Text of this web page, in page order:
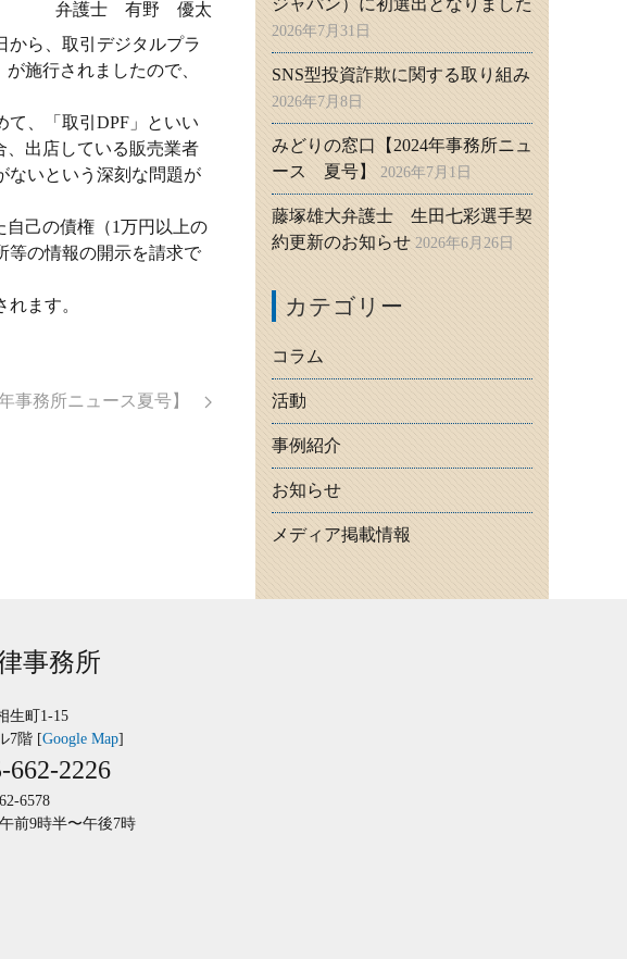
弁護士 有野 優太
から、取引デジタルプラ
施行されましたので、
、「取引DPF」といい
、出店している販売業者
ないという深刻な問題が
自己の債権（1万円以上の
等の情報の開示を請求で
ます。
務所ニュース夏号】
2026年7月31日
SNS型投資詐欺に関する取り組み
2026年7月8日
みどりの窓口【2024年事務所ニュ
ース 夏号】
2026年7月1日
藤塚雄大弁護士 生田七彩選手契
約更新のお知らせ 2026年6月26日
カテゴリー
コラム
活動
事例紹介
お知らせ
メディア掲載情報
事務所
生町1-15
7階 [Google Map]
662-2226
6578
前9時半〜午後7時